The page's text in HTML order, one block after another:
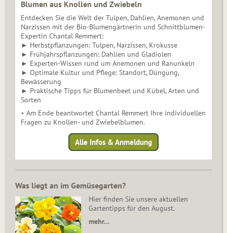
Blumen aus Knollen und Zwiebeln
Entdecken Sie die Welt der Tulpen, Dahlien, Anemonen und
Narzissen mit der Bio-Blumengärtnerin und Schnittblumen-
Expertin Chantal Remmert:
► Herbstpflanzungen: Tulpen, Narzissen, Krokusse
► Frühjahrspflanzungen: Dahlien und Gladiolen
► Experten-Wissen rund um Anemonen und Ranunkeln
► Optimale Kultur und Pflege: Standort, Düngung,
Bewässerung
► Praktische Tipps für Blumenbeet und Kübel, Arten und
Sorten
+ Am Ende beantwortet Chantal Remmert Ihre individuellen
Fragen zu Knollen- und Zwiebelblumen.
Alle Infos & Anmeldung
Was liegt an im Gemüsegarten?
Hier finden Sie unsere aktuellen
Gartentipps für den August.
mehr…